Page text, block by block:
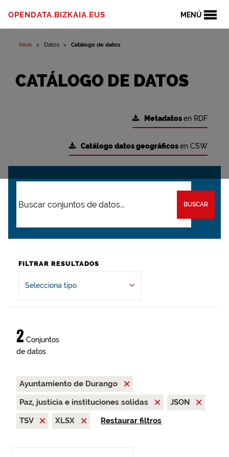
MENÚ
OPENDATA.BIZKAIA.EUS
Inicio Datos Catálogo de datos
CATÁLOGO DE DATOS
Metadatosen RDF
Catálogo datos geográficosen CSW
BUSCAR
FILTRAR RESULTADOS
Selecciona tipo
2 Conjuntos
de datos
Ayuntamiento de Durango
Paz, justicia e instituciones solidas
JSON
TSV
XLSX Restaurar filtros